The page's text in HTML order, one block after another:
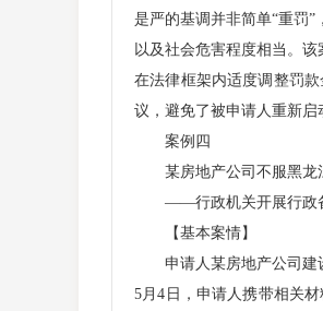
是严的基调并非简单“重罚
以及社会危害程度相当。
在法律框架内适度调整罚
议，避免了被申请人重新启
案例四
某房地产公司不服黑龙江
——行政机关开展行政备
【基本案情】
申请人某房地产公司建设
5月4日，申请人携带相关